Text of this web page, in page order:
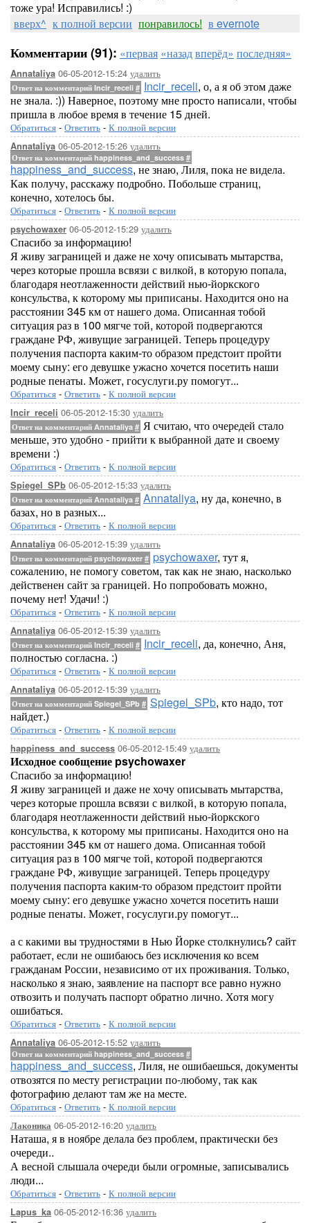
тоже ура! Исправились! :)
вверх^ к полной версии понравилось! в evernote
Комментарии (91): «первая «назадвперёд» последняя»
Annataliya 06-05-2012-15:24 удалить
Ответ на комментарий Incir_receli # Incir_receli, о, а я об этом даже
не знала. :)) Наверное, поэтому мне просто написали, чтобы
пришла в любое время в течение 15 дней.
Обратиться - Ответить - К полной версии
Annataliya 06-05-2012-15:26 удалить
Ответ на комментарий happiness_and_success #
happiness_and_success, не знаю, Лиля, пока не видела.
Как получу, расскажу подробно. Побольше страниц,
конечно, хотелось бы.
Обратиться - Ответить - К полной версии
psychowaxer 06-05-2012-15:29 удалить
Спасибо за информацию!
Я живу заграницей и даже не хочу описывать мытарства,
через которые прошла всвязи с вилкой, в которую попала,
благодаря неотлаженности действий нью-йоркского
консульства, к которому мы приписаны. Находится оно на
расстоянии 345 км от нашего дома. Описанная тобой
ситуация раз в 100 мягче той, которой подвергаются
граждане РФ, живущие заграницей. Теперь процедуру
получения паспорта каким-то образом предстоит пройти
моему сыну: его девушке ужасно хочется посетить наши
родные пенаты. Может, госуслуги.ру помогут...
Обратиться - Ответить - К полной версии
Incir_receli 06-05-2012-15:30 удалить
Ответ на комментарий Annataliya # Я считаю, что очередей стало
меньше, это удобно - прийти к выбранной дате и своему
времени :)
Обратиться - Ответить - К полной версии
Spiegel_SPb 06-05-2012-15:33 удалить
Ответ на комментарий Annataliya # Annataliya, ну да, конечно, в
базах, но в разных...
Обратиться - Ответить - К полной версии
Annataliya 06-05-2012-15:39 удалить
Ответ на комментарий psychowaxer # psychowaxer, тут я,
сожалению, не помогу советом, так как не знаю, насколько
действенен сайт за границей. Но попробовать можно,
почему нет! Удачи! :)
Обратиться - Ответить - К полной версии
Annataliya 06-05-2012-15:39 удалить
Ответ на комментарий Incir_receli # Incir_receli, да, конечно, Аня,
полностью согласна. :)
Обратиться - Ответить - К полной версии
Annataliya 06-05-2012-15:39 удалить
Ответ на комментарий Spiegel_SPb # Spiegel_SPb, кто надо, тот
найдет.)
Обратиться - Ответить - К полной версии
happiness_and_success 06-05-2012-15:49 удалить
Исходное сообщение psychowaxer
Спасибо за информацию!
Я живу заграницей и даже не хочу описывать мытарства,
через которые прошла всвязи с вилкой, в которую попала,
благодаря неотлаженности действий нью-йоркского
консульства, к которому мы приписаны. Находится оно на
расстоянии 345 км от нашего дома. Описанная тобой
ситуация раз в 100 мягче той, которой подвергаются
граждане РФ, живущие заграницей. Теперь процедуру
получения паспорта каким-то образом предстоит пройти
моему сыну: его девушке ужасно хочется посетить наши
родные пенаты. Может, госуслуги.ру помогут...
а с какими вы трудностями в Нью Йорке столкнулись? сайт
работает, если не ошибаюсь без исключения ко всем
гражданам России, независимо от их проживания. Только,
насколько я знаю, заявление на паспорт все равно нужно
отвозить и получать паспорт обратно лично. Хотя могу
ошибаться.
Обратиться - Ответить - К полной версии
Annataliya 06-05-2012-15:52 удалить
Ответ на комментарий happiness_and_success #
happiness_and_success, Лиля, не ошибаешься, документы
отвозятся по месту регистрации по-любому, так как
фотографию делают там же на месте.
Обратиться - Ответить - К полной версии
Лаконика 06-05-2012-16:20 удалить
Наташа, я в ноябре делала без проблем, практически без
очереди..
А весной слышала очереди были огромные, записывались
люди...
Обратиться - Ответить - К полной версии
Lapus_ka 06-05-2012-16:36 удалить